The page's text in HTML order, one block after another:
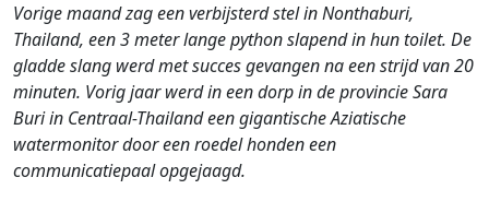
Vorige maand zag een verbijsterd stel in Nonthaburi,
Thailand, een 3 meter lange python slapend in hun toilet. De
gladde slang werd met succes gevangen na een strijd van 20
minuten. Vorig jaar werd in een dorp in de provincie Sara
Buri in Centraal-Thailand een gigantische Aziatische
watermonitor door een roedel honden een
communicatiepaal opgejaagd.